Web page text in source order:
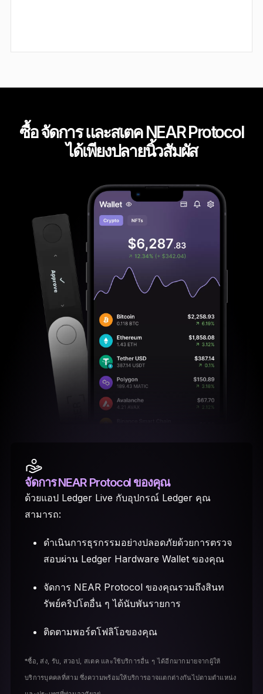
ซื้อ จัดการ และสเตค NEAR Protocol
ได้เพียงปลายนิ้วสัมผัส
จัดการ NEAR Protocol ของคุณ
ด้วยแอป Ledger Live กับอุปกรณ์ Ledger คุณ
สามารถ:
ดำเนินการธุรกรรมอย่างปลอดภัยด้วยการตรวจ
สอบผ่าน Ledger Hardware Wallet ของคุณ
จัดการ NEAR Protocol ของคุณรวมถึงสินท
รัพย์คริปโตอื่น ๆ ได้นับพันรายการ
ติดตามพอร์ตโฟลิโอของคุณ
*ซื้อ, ส่ง, รับ, สวอป, สเตค และใช้บริการอื่น ๆ ได้อีกมากมายจากผู้ให้
บริการบุคคลที่สาม ซึ่งความพร้อมให้บริการอาจแตกต่างกันไปตามตำแหน่ง